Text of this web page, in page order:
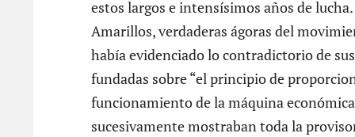
estos largos e intensísimos años de
Amarillos, verdaderas ágoras del
había evidenciado lo contradictorio de
fundadas sobre “el principio de
funcionamiento de la máquina
sucesivamente mostraban toda la